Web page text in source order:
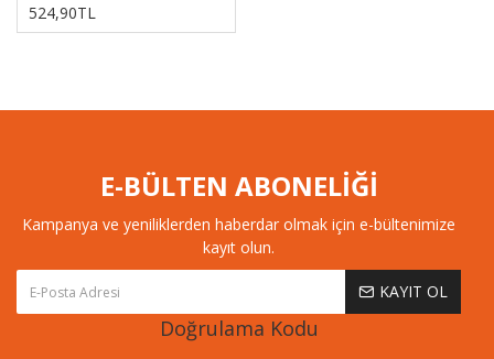
524,90TL
E-BÜLTEN ABONELİĞİ
Kampanya ve yeniliklerden haberdar olmak için e-bültenimize
kayıt olun.
KAYIT OL
Doğrulama Kodu